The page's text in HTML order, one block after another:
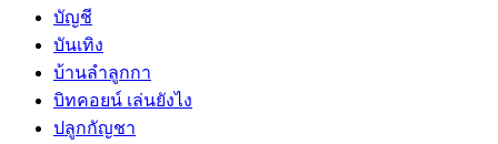
บัญชี
บันเทิง
บ้านลำลูกกา
บิทคอยน์ เล่นยังไง
ปลูกกัญชา